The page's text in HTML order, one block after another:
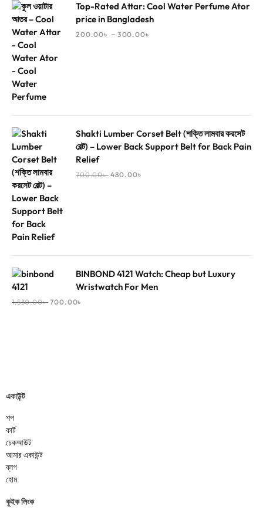
Top-Rated Attar: Cool Water Perfume Ator
price in Bangladesh
200.00৳ – 300.00৳
Shakti Lumber Corset Belt (শক্তি লামবার করসেট
বেল্ট) – Lower Back Support Belt for Back Pain
Relief
700.00৳ 480.00৳
BINBOND 4121 Watch: Cheap but Luxury
Wristwatch For Men
1,530.00৳ 700.00৳
একাউন্ট
শপ
কার্ট
চেকআউট
আমার একাউন্ট
ব্লগ
হোম
কুইক লিংক